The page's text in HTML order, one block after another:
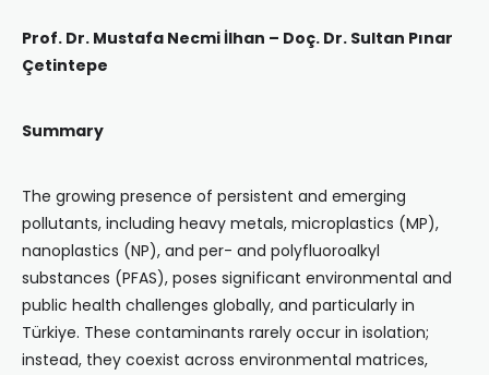
Prof. Dr. Mustafa Necmi İlhan – Doç. Dr. Sultan Pınar
Çetintepe
Summary
The growing presence of persistent and emerging
pollutants, including heavy metals, microplastics (MP),
nanoplastics (NP), and per- and polyfluoroalkyl
substances (PFAS), poses significant environmental and
public health challenges globally, and particularly in
Türkiye. These contaminants rarely occur in isolation;
instead, they coexist across environmental matrices,